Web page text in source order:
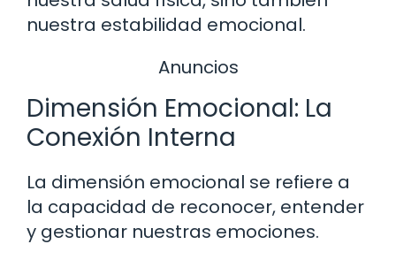
nuestra estabilidad emocional.
Anuncios
Dimensión Emocional: La
Conexión Interna
La dimensión emocional se refiere a
la capacidad de reconocer, entender
y gestionar nuestras emociones.